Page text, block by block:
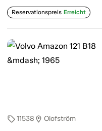
Reservationspreis Erreicht
sell11538 location_on Olofström